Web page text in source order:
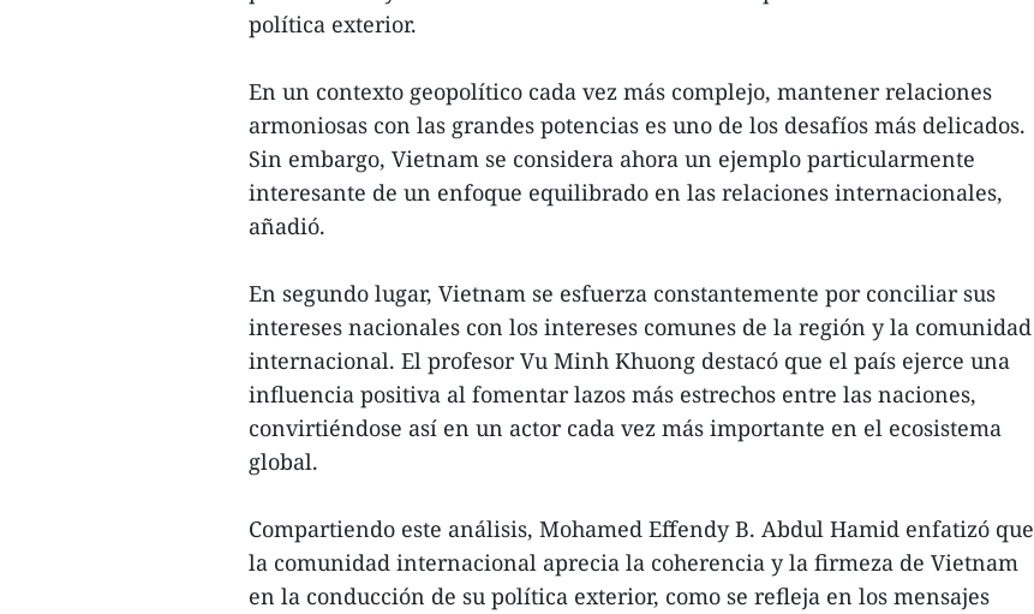
política exterior.
En un contexto geopolítico cada vez más complejo, mantener relaciones
armoniosas con las grandes potencias es uno de los desafíos más delicados.
Sin embargo, Vietnam se considera ahora un ejemplo particularmente
interesante de un enfoque equilibrado en las relaciones internacionales,
añadió.
En segundo lugar, Vietnam se esfuerza constantemente por conciliar sus
intereses nacionales con los intereses comunes de la región y la comunidad
internacional. El profesor Vu Minh Khuong destacó que el país ejerce una
influencia positiva al fomentar lazos más estrechos entre las naciones,
convirtiéndose así en un actor cada vez más importante en el ecosistema
global.
Compartiendo este análisis, Mohamed Effendy B. Abdul Hamid enfatizó que
la comunidad internacional aprecia la coherencia y la firmeza de Vietnam
en la conducción de su política exterior, como se refleja en los mensajes